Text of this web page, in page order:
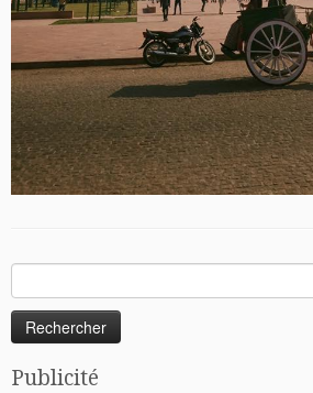
Publicité